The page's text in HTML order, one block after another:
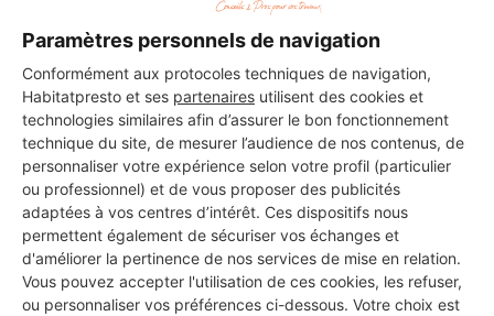
Paramètres personnels de navigation
Conformément aux protocoles techniques de navigation,
Habitatpresto et ses partenaires utilisent des cookies et
technologies similaires afin d’assurer le bon fonctionnement
technique du site, de mesurer l’audience de nos contenus, de
personnaliser votre expérience selon votre profil (particulier
ou professionnel) et de vous proposer des publicités
adaptées à vos centres d’intérêt. Ces dispositifs nous
permettent également de sécuriser vos échanges et
d'améliorer la pertinence de nos services de mise en relation.
Vous pouvez accepter l'utilisation de ces cookies, les refuser,
ou personnaliser vos préférences ci-dessous. Votre choix est
CHERCHER ?
Vous souhaitez réaliser des travaux et ne savez quel professionnel
choisir ? Demandez des devis travauxauprès de notre réseau de 5 000
professionnels partout en France.
DEMANDER UN DEVIS